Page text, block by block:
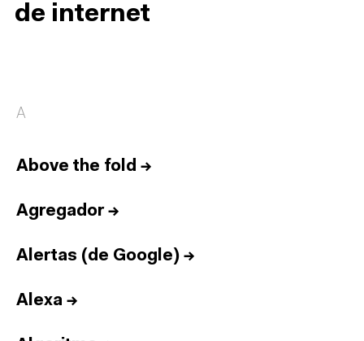
de internet
A
Above the fold →
Agregador→
Alertas (de Google) →
Alexa →